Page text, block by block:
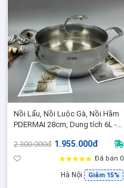
Nồi Lẩu, Nồi Luộc Gà, Nồi Hầm
PDERMAI 28cm, Dung tích 6L -
Nguyên Khối
2.300.000đ 1.955.000đ
Đã bán 0
Hà Nội Giảm 15%